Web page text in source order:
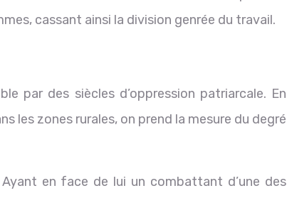
cassant ainsi la division genrée du travail.
par des siècles d’oppression patriarcale. En
les zones rurales, on prend la mesure du degré
en face de lui un combattant d’une des